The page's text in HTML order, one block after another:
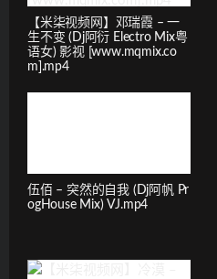
【米柒视频网】邓瑞霞 – 一
生不变 (Dj阿衍 Electro Mix粤
语女) 影视 [www.mqmix.co
m].mp4
伍佰 – 突然的自我 (Dj阿帆 Pr
ogHouse Mix) VJ.mp4